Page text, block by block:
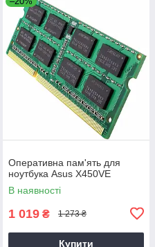
Оперативна пам'ять для
ноутбука Asus X450VE
В наявності
1 019 ₴ 1 273 ₴
Купити